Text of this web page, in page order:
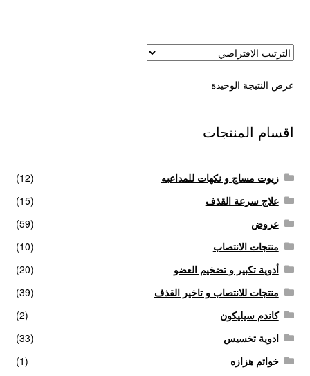
علاج سرعة القذف
كاندم سيليكون
لانجيري مثير
منتجات خاصة بالزوج
منتجات خاصة بالزوجة
منتجات لاثارة الزوجه
منتجات للانتصاب و تاخير القذف
عرض النتيجة الوحيدة
اقسام المنتجات
زيوت مساج و نكهات للمداعبه
(12)
علاج سرعة القذف
(15)
عروض
(59)
منتجات الانتصاب
(10)
أدوية تكبير و تضخيم العضو
(20)
منتجات للانتصاب و تاخير القذف
(39)
كاندم سيليكون
(2)
ادوية تخسيس
(33)
خواتم هزازه
(1)